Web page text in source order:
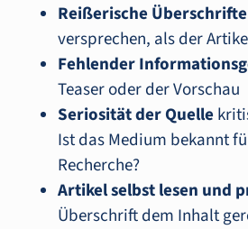
Reißerische
versprechen, als der
Fehlender
Teaser oder der Vorschau
Seriosität der Quelle
Ist das Medium bekannt
Recherche?
Artikel selbst lesen und
Überschrift dem Inhalt